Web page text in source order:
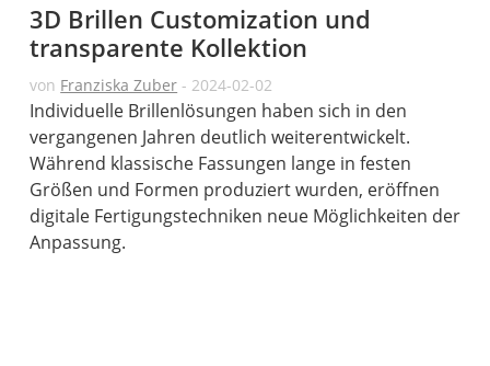
3D Brillen Customization und
transparente Kollektion
von Franziska Zuber - 2024-02-02
Individuelle Brillenlösungen haben sich in den
vergangenen Jahren deutlich weiterentwickelt.
Während klassische Fassungen lange in festen
Größen und Formen produziert wurden, eröffnen
digitale Fertigungstechniken neue Möglichkeiten der
Anpassung.